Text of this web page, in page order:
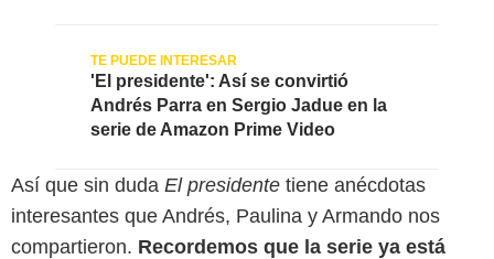
'El presidente': Así se convirtió
Andrés Parra en Sergio Jadue en la
serie de Amazon Prime Video
Así que sin duda El presidente tiene anécdotas
interesantes que Andrés, Paulina y Armando nos
compartieron. Recordemos que la serie ya está